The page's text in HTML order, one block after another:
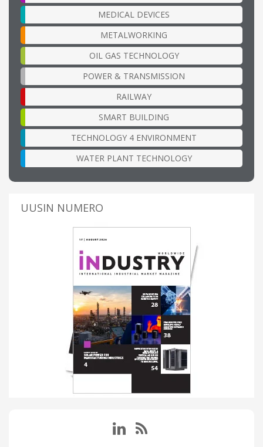
MEDICAL DEVICES
METALWORKING
OIL GAS TECHNOLOGY
POWER & TRANSMISSION
RAILWAY
SMART BUILDING
TECHNOLOGY 4 ENVIRONMENT
WATER PLANT TECHNOLOGY
UUSIN NUMERO